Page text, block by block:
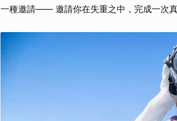
一種邀請—— 邀請你在失重之中，完成一次真